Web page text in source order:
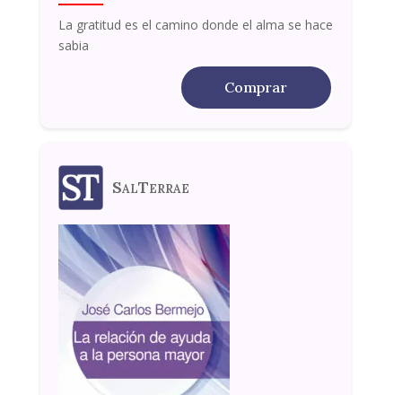
La gratitud es el camino donde el alma se hace
sabia
Comprar
SalTerrae